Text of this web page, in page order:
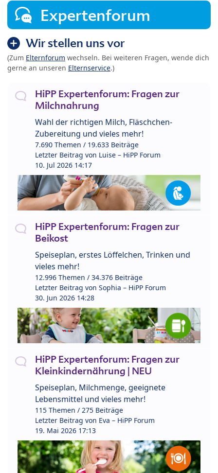
Expertenforum
Wir stellen uns vor
(Zum Elternforum wechseln. Bei weiteren Fragen, wende dich
gerne an unseren Elternservice.)
HiPP Expertenforum: Fragen zur
Milchnahrung
Wahl der richtigen Milch, Fläschchen-
Zubereitung und vieles mehr!
7.690 Themen / 19.633 Beiträge
Letzter Beitrag von Luise – HiPP Forum
10. Jul 2026 14:17
HiPP Expertenforum: Fragen zur
Beikost
Speiseplan, erstes Löffelchen, Trinken und
vieles mehr!
12.996 Themen / 34.376 Beiträge
Letzter Beitrag von Sophia – HiPP Forum
30. Jun 2026 14:28
HiPP Expertenforum: Fragen zur
Kleinkindernährung | NEU
Speiseplan, Milchmenge, geeignete
Lebensmittel und vieles mehr!
115 Themen / 275 Beiträge
Letzter Beitrag von Eva – HiPP Forum
19. Mai 2026 17:13